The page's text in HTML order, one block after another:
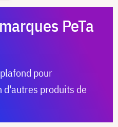
PeTa
pour
produits de